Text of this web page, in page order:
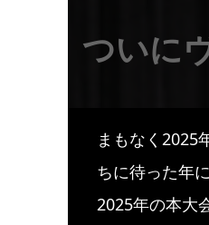
ついに
まもなく2025
ちに待った年
2025年の本大